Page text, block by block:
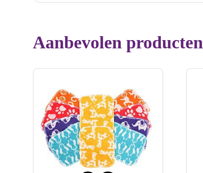
Aanbevolen producten